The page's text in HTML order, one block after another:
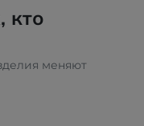
кто
меняют